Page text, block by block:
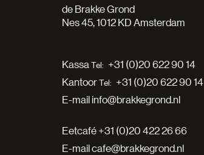
de Brakke Grond
Nes 45, 1012 KD Amsterdam
Kassa
+31 (0)20 622 90 14
Kantoor
+31 (0)20 622 90 14
E-mailinfo@brakkegrond.nl
Eetcafé+31 (0)20 422 26 66
E-mailcafe@brakkegrond.nl